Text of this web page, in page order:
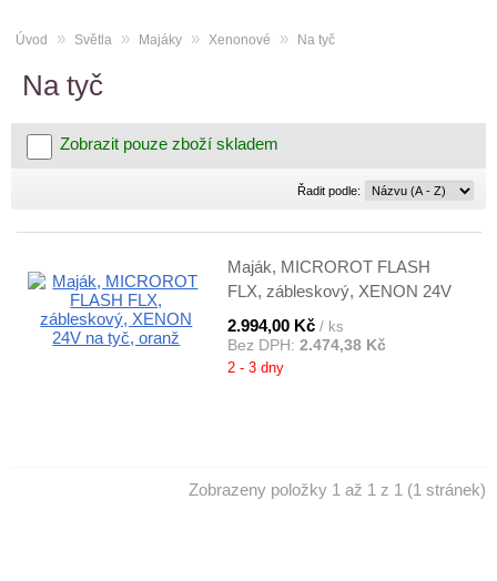
Úvod » Světla » Majáky » Xenonové » Na tyč
Na tyč
Zobrazit pouze zboží skladem
Řadit podle: Řadit
podle:
Maják, MICROROT FLASH
FLX, zábleskový, XENON 24V
na tyč, oranž
2.994,00 Kč / ks
Bez DPH: 2.474,38 Kč
2 - 3 dny
Zobrazeny položky 1 až 1 z 1 (1 stránek)